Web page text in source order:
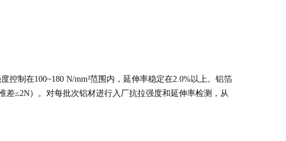
制在100~180 N/mm²范围内，延伸率稳定在2.0%以上。铝箔
差≤2N）。对每批次铝材进行入厂抗拉强度和延伸率检测，从